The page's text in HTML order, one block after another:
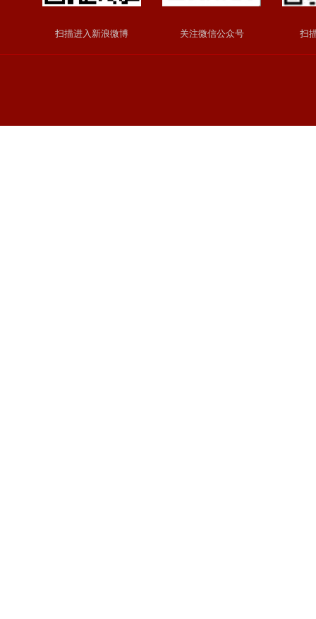
扫描进入新浪微博 关注微信公众号 扫